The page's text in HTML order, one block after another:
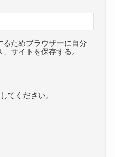
ためブラウザーに自分
サイトを保存する。
てください。